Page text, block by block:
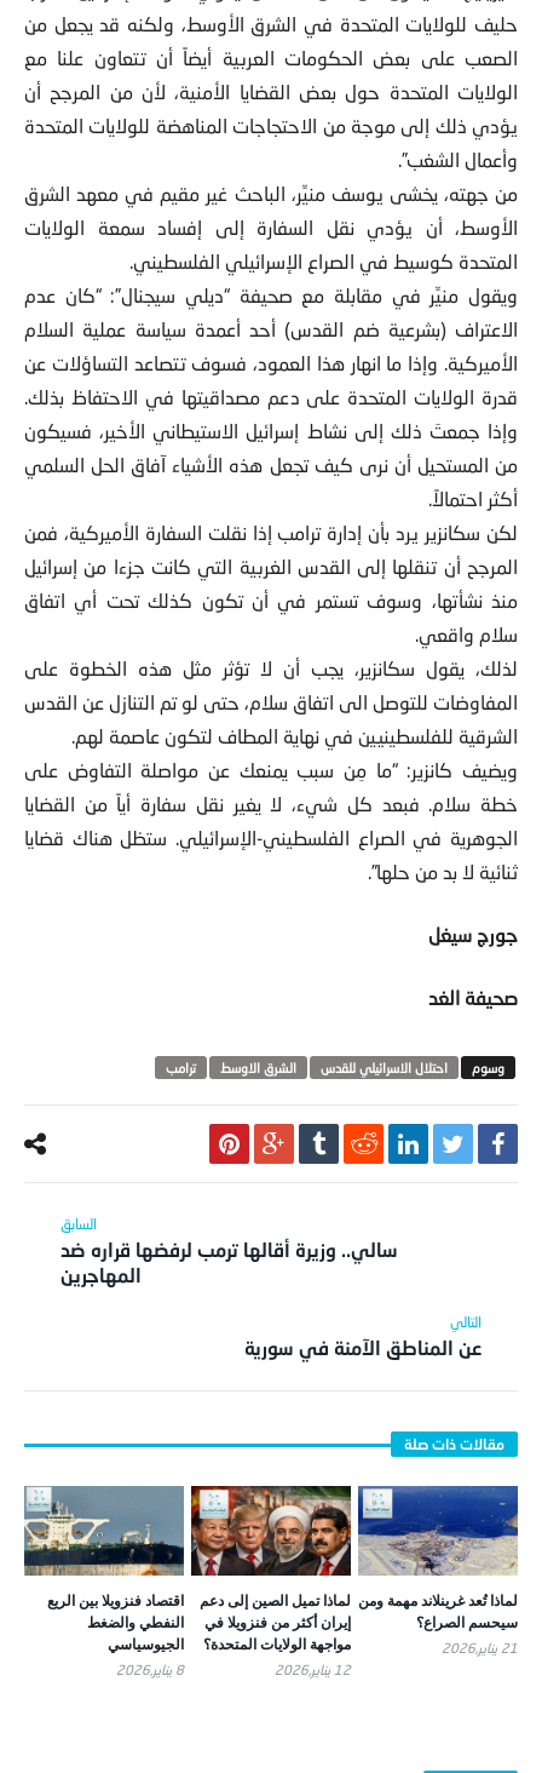
حليف للولايات المتحدة في الشرق الأوسط، ولكنه قد يجعل من
الصعب على بعض الحكومات العربية أيضاً أن تتعاون علنا مع
الولايات المتحدة حول بعض القضايا الأمنية، لأن من المرجح أن
يؤدي ذلك إلى موجة من الاحتجاجات المناهضة للولايات المتحدة
وأعمال الشغب”.
من جهته، يخشى يوسف منيِّر، الباحث غير مقيم في معهد الشرق
الأوسط، أن يؤدي نقل السفارة إلى إفساد سمعة الولايات
المتحدة كوسيط في الصراع الإسرائيلي الفلسطيني.
ويقول منيِّر في مقابلة مع صحيفة “ديلي سيجنال”: “كان عدم
الاعتراف (بشرعية ضم القدس) أحد أعمدة سياسة عملية السلام
الأميركية. وإذا ما انهار هذا العمود، فسوف تتصاعد التساؤلات عن
قدرة الولايات المتحدة على دعم مصداقيتها في الاحتفاظ بذلك.
وإذا جمعتَ ذلك إلى نشاط إسرائيل الاستيطاني الأخير، فسيكون
من المستحيل أن نرى كيف تجعل هذه الأشياء آفاق الحل السلمي
أكثر احتمالاً.
لكن سكانزير يرد بأن إدارة ترامب إذا نقلت السفارة الأميركية، فمن
المرجح أن تنقلها إلى القدس الغربية التي كانت جزءا من إسرائيل
منذ نشأتها، وسوف تستمر في أن تكون كذلك تحت أي اتفاق
سلام واقعي.
لذلك، يقول سكانزير، يجب أن لا تؤثر مثل هذه الخطوة على
المفاوضات للتوصل الى اتفاق سلام، حتى لو تم التنازل عن القدس
الشرقية للفلسطينيين في نهاية المطاف لتكون عاصمة لهم.
ويضيف كانزير: “ما مِن سبب يمنعك عن مواصلة التفاوض على
خطة سلام. فبعد كل شيء، لا يغير نقل سفارة أياً من القضايا
الجوهرية في الصراع الفلسطيني-الإسرائيلي. ستظل هناك قضايا
ثنائية لا بد من حلها”.
جورج سيغل
صحيفة الغد
احتلال الاسرائيلي للقدس الشرق الاوسط ترامب
سالي.. وزيرة أقالها ترمب لرفضها قراره ضد
المهاجرين
عن المناطق الآمنة في سورية
لماذا تُعد غرينلاند مهمة ومن
سيحسم الصراع؟
21 يناير,2026
لماذا تميل الصين إلى دعم
إيران أكثر من فنزويلا في
مواجهة الولايات المتحدة؟
12 يناير,2026
اقتصاد فنزويلا بين الريع
النفطي والضغط
الجيوسياسي
8 يناير,2026